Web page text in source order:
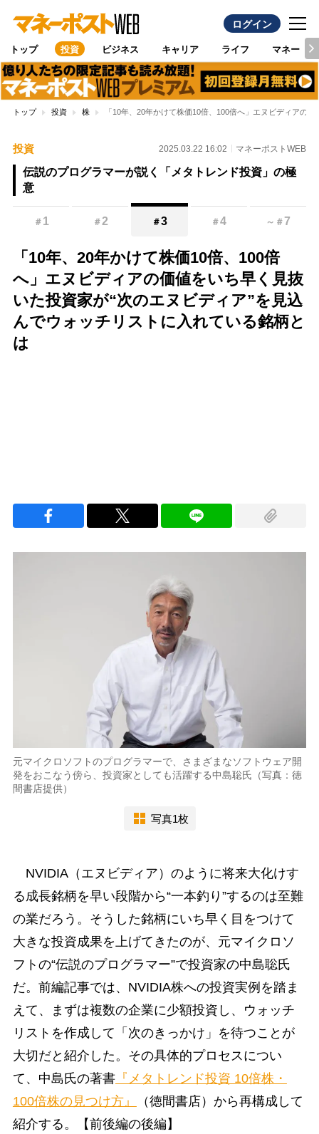
ログイン
トップ 投資 ビジネス キャリア ライフ マネー
トップ 投資 株 「10年、20年かけて株価10倍、100倍へ」エヌビディアの
投資 2025.03.22 16:02 マネーポストWEB
伝説のプログラマーが説く「メタトレンド投資」の極
意
＃ 1 ＃2 ＃3 ＃4 ～ ＃7
「10年、20年かけて株価10倍、100倍
へ」エヌビディアの価値をいち早く見抜
いた投資家が“次のエヌビディア”を見込
んでウォッチリストに入れている銘柄と
は
元マイクロソフトのプログラマーで、さまざまなソフトウェア開
発をおこなう傍ら、投資家としても活躍する中島聡氏（写真：徳
間書店提供）
写真1枚
NVIDIA（エヌビディア）のように将来大化けす
る成長銘柄を早い段階から“一本釣り”するのは至難
の業だろう。そうした銘柄にいち早く目をつけて
大きな投資成果を上げてきたのが、元マイクロソ
フトの“伝説のプログラマー”で投資家の中島聡氏
だ。前編記事では、NVIDIA株への投資実例を踏ま
えて、まずは複数の企業に少額投資し、ウォッチ
リストを作成して「次のきっかけ」を待つことが
大切だと紹介した。その具体的プロセスについ
て、中島氏の著書『メタトレンド投資 10倍株・
100倍株の見つけ方』
（徳間書店）から再構成して
紹介する。【前後編の後編】